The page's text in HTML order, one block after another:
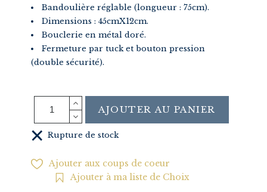
Bandoulière réglable (longueur : 75cm).
Dimensions : 45cmX12cm.
Bouclerie en métal doré.
Fermeture par tuck et bouton pression
(double sécurité).
AJOUTER AU PANIER
Rupture de stock
Ajouter aux coups de coeur
Ajouter à ma liste de Choix